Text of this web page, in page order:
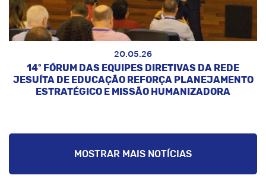
20.05.26
14º FÓRUM DAS EQUIPES DIRETIVAS DA REDE
JESUÍTA DE EDUCAÇÃO REFORÇA PLANEJAMENTO
ESTRATÉGICO E MISSÃO HUMANIZADORA
MOSTRAR MAIS NOTÍCIAS